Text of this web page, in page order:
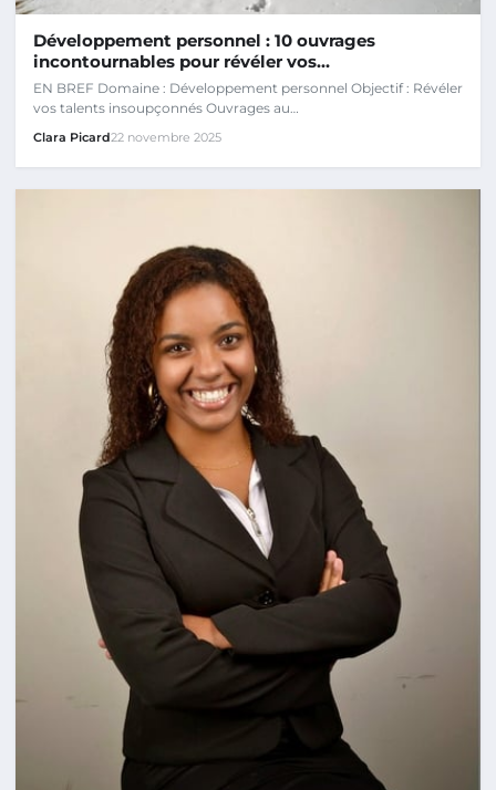
Développement personnel : 10 ouvrages
incontournables pour révéler vos…
EN BREF Domaine : Développement personnel Objectif : Révéler
vos talents insoupçonnés Ouvrages au…
Clara Picard22 novembre 2025